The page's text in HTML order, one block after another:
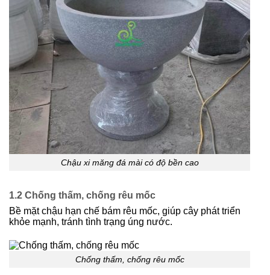
Chậu xi măng đá mài có độ bền cao
1.2 Chống thấm, chống rêu mốc
Bề mặt chậu hạn chế bám rêu mốc, giúp cây phát triển
khỏe mạnh, tránh tình trạng úng nước.
Chống thấm, chống rêu mốc